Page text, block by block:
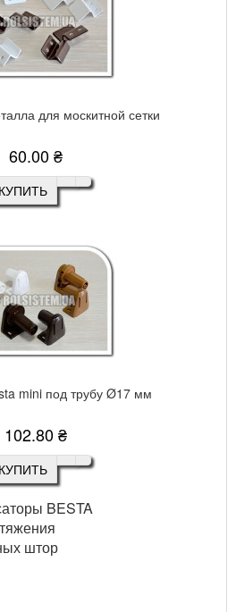
для москитной сетки
60.00 ₴
КУПИТЬ
mini под трубу Ø17 мм
102.80 ₴
КУПИТЬ